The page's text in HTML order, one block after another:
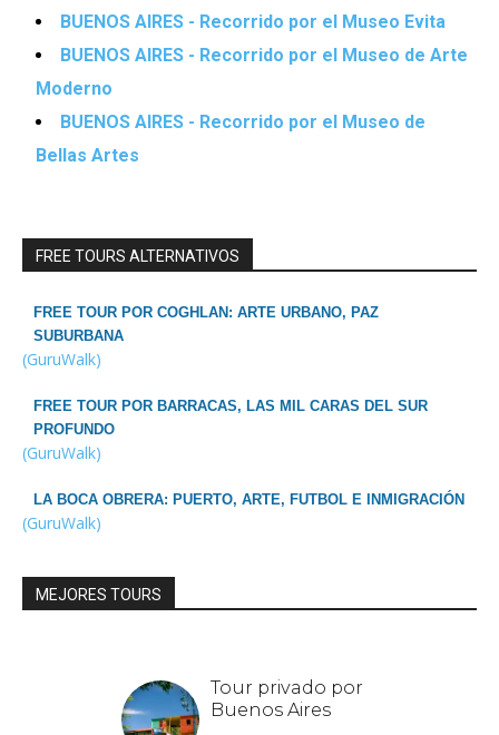
BUENOS AIRES - Recorrido por el Museo Evita
BUENOS AIRES - Recorrido por el Museo de Arte
Moderno
BUENOS AIRES - Recorrido por el Museo de
Bellas Artes
FREE TOURS ALTERNATIVOS
FREE TOUR POR COGHLAN: ARTE URBANO, PAZ
SUBURBANA
(GuruWalk)
FREE TOUR POR BARRACAS, LAS MIL CARAS DEL SUR
PROFUNDO
(GuruWalk)
LA BOCA OBRERA: PUERTO, ARTE, FUTBOL E INMIGRACIÓN
(GuruWalk)
MEJORES TOURS